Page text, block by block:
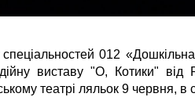
012
виставу "O, Котики" від
театрі ляльок 9 червня, в